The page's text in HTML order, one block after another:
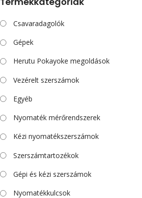
Csavaradagolók
Gépek
Herutu Pokayoke megoldások
Vezérelt szerszámok
Egyéb
Nyomaték mérőrendszerek
Kézi nyomatékszerszámok
Szerszámtartozékok
Gépi és kézi szerszámok
Nyomatékkulcsok